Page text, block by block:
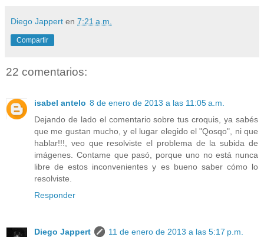
Diego Jappert en 7:21 a.m.
Compartir
22 comentarios:
isabel antelo 8 de enero de 2013 a las 11:05 a.m.
Dejando de lado el comentario sobre tus croquis, ya sabés
que me gustan mucho, y el lugar elegido el "Qosqo", ni que
hablar!!!, veo que resolviste el problema de la subida de
imágenes. Contame que pasó, porque uno no está nunca
libre de estos inconvenientes y es bueno saber cómo lo
resolviste.
Responder
Diego Jappert
11 de enero de 2013 a las 5:17 p.m.